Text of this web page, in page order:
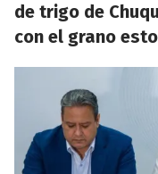
de trigo de
con el grano